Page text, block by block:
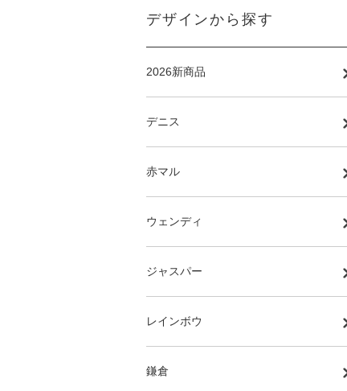
デザインから探す
2026新商品
デニス
赤マル
ウェンディ
ジャスパー
レインボウ
鎌倉